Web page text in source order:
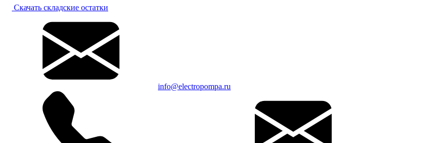
Скачать складские остатки
info@electropompa.ru